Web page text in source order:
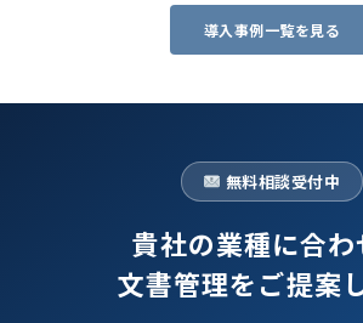
導入事例一覧を見る
無料相談受付中
貴社の業種に合わ
文書管理をご提案